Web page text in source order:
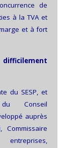
de
à la TVA et
et à fort
difficilement
du SESP, et
Conseil
auprès